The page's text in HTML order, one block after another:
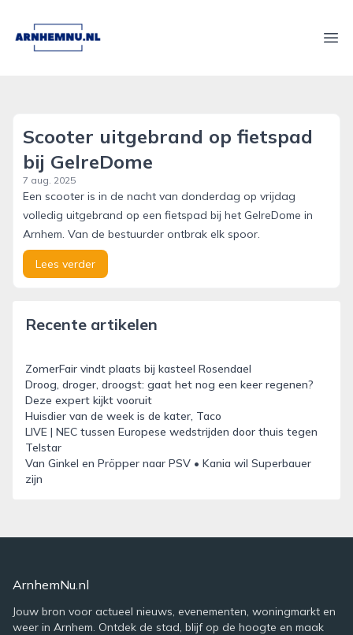
arnhemnu.nl
Scooter uitgebrand op fietspad
bij GelreDome
7 aug. 2025
Een scooter is in de nacht van donderdag op vrijdag
volledig uitgebrand op een fietspad bij het GelreDome in
Arnhem. Van de bestuurder ontbrak elk spoor.
Lees verder
Recente artikelen
ZomerFair vindt plaats bij kasteel Rosendael
Droog, droger, droogst: gaat het nog een keer regenen?
Deze expert kijkt vooruit
Huisdier van de week is de kater, Taco
LIVE | NEC tussen Europese wedstrijden door thuis tegen
Telstar
Van Ginkel en Pröpper naar PSV • Kania wil Superbauer
zijn
ArnhemNu.nl
Jouw bron voor actueel nieuws, evenementen, woningmarkt en
weer in Arnhem. Ontdek de stad, blijf op de hoogte en maak